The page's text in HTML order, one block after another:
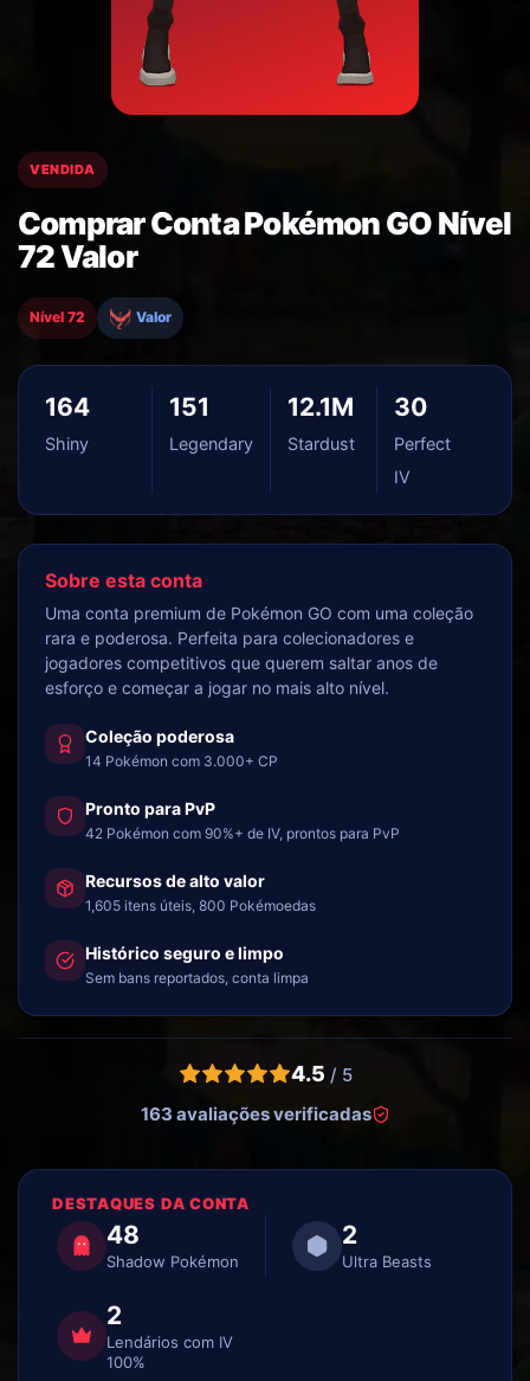
VENDIDA
Comprar Conta Pokémon GO Nível
72 Valor
Nível 72 Valor
164
Shiny
151
Legendary
12.1M
Stardust
30
Perfect
IV
Sobre esta conta
Uma conta premium de Pokémon GO com uma coleção
rara e poderosa. Perfeita para colecionadores e
jogadores competitivos que querem saltar anos de
esforço e começar a jogar no mais alto nível.
Coleção poderosa
14 Pokémon com 3.000+ CP
Pronto para PvP
42 Pokémon com 90%+ de IV, prontos para PvP
Recursos de alto valor
1,605 itens úteis, 800 Pokémoedas
Histórico seguro e limpo
Sem bans reportados, conta limpa
4.5 / 5
163 avaliações verificadas
DESTAQUES DA CONTA
48
Shadow Pokémon
2
Ultra Beasts
2
Lendários com IV
100%